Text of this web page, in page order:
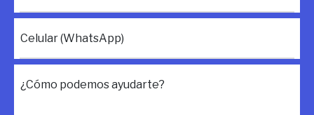
Celular (WhatsApp)
¿Cómo podemos ayudarte?